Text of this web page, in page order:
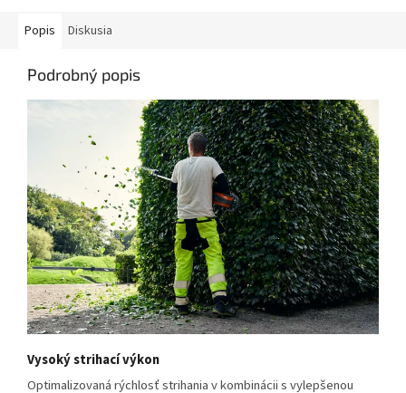
Popis Diskusia
Podrobný popis
Vysoký strihací výkon
Optimalizovaná rýchlosť strihania v kombinácii s vylepšenou